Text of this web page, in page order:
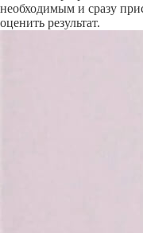
необходимым и сразу
оценить результат.